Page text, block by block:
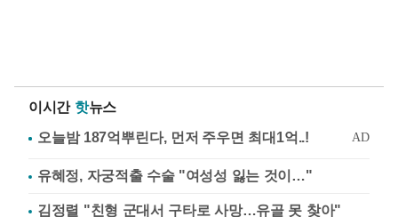
이시간 핫뉴스
유혜정, 자궁적출 수술 "여성성 잃는 것이…"
김정렬 "친형 군대서 구타로 사망…유골 못 찾아"